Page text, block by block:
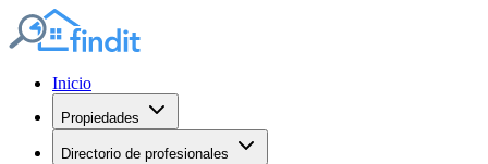
Inicio
Propiedades
Directorio de profesionales